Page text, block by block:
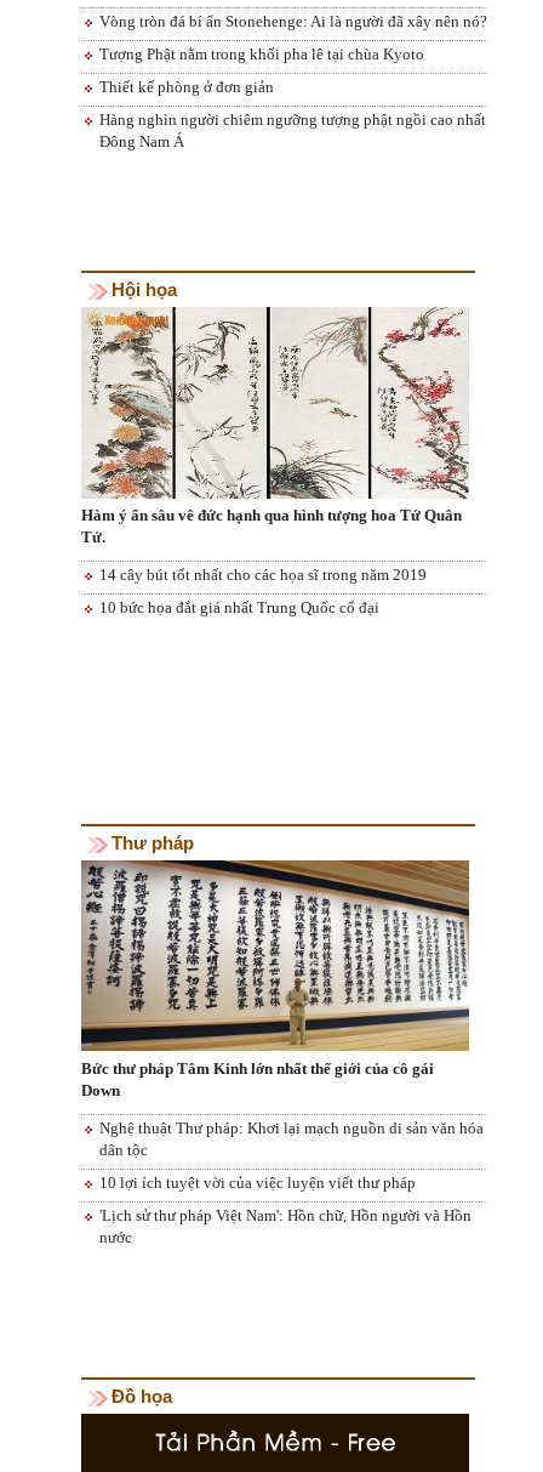
Vòng tròn đá bí ẩn Stonehenge: Ai là người đã xây nên nó?
Tượng Phật nằm trong khối pha lê tại chùa Kyoto
Thiết kế phòng ở đơn giản
Hàng nghìn người chiêm ngưỡng tượng phật ngồi cao nhất
Đông Nam Á
Hội họa
Hàm ý ẩn sâu vê đức hạnh qua hình tượng hoa Tứ Quân
Tử.
14 cây bút tốt nhất cho các họa sĩ trong năm 2019
10 bức họa đắt giá nhất Trung Quốc cổ đại
Thư pháp
Bức thư pháp Tâm Kinh lớn nhất thế giới của cô gái
Down
Nghệ thuật Thư pháp: Khơi lại mạch nguồn di sản văn hóa
dân tộc
10 lợi ích tuyệt vời của việc luyện viết thư pháp
'Lịch sử thư pháp Việt Nam': Hồn chữ, Hồn người và Hồn
nước
Đồ họa